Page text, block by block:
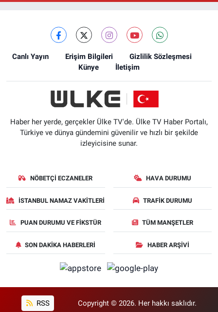
Canlı Yayın Erişim Bilgileri
Gizlilik Sözleşmesi
Künye
İletişim
Haber her yerde, gerçekler Ülke TV'de. Ülke TV Haber Portalı,
Türkiye ve dünya gündemini güvenilir ve hızlı bir şekilde
izleyicisine sunar.
NÖBETÇI ECZANELER HAVA DURUMU
İSTANBUL NAMAZ VAKITLERI TRAFIK DURUMU
PUAN DURUMU VE FIKSTÜR TÜM MANŞETLER
SON DAKIKA HABERLERI HABER ARŞIVI
RSS Copyright © 2026. Her hakkı saklıdır.